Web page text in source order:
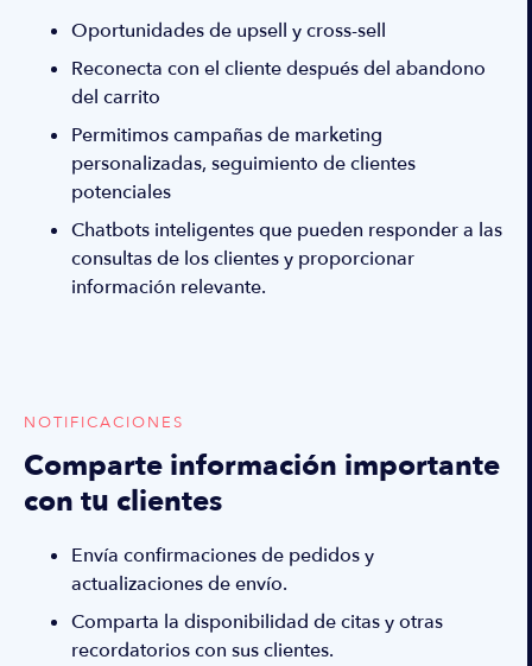
Oportunidades de upsell y cross-sell
Reconecta con el cliente después del abandono
del carrito
Permitimos campañas de marketing
personalizadas, seguimiento de clientes
potenciales
Chatbots inteligentes que pueden responder a las
consultas de los clientes y proporcionar
información relevante.
NOTIFICACIONES
Comparte información importante
con tu clientes
Envía confirmaciones de pedidos y
actualizaciones de envío.
Comparta la disponibilidad de citas y otras
recordatorios con sus clientes.